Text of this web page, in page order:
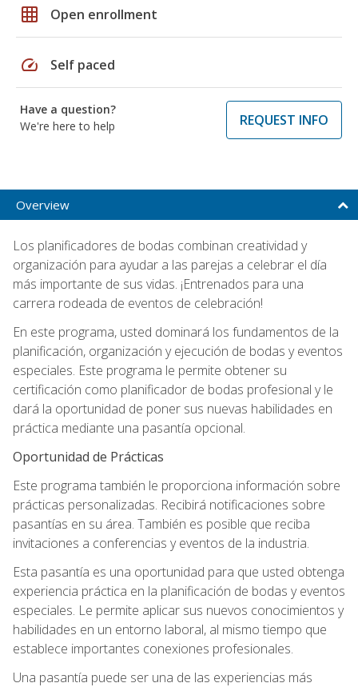
grid_on Open enrollment
speed Self paced
Have a question?
We're here to help
REQUEST INFO
Overview
Los planificadores de bodas combinan creatividad y
organización para ayudar a las parejas a celebrar el día
más importante de sus vidas. ¡Entrenados para una
carrera rodeada de eventos de celebración!
En este programa, usted dominará los fundamentos de la
planificación, organización y ejecución de bodas y eventos
especiales. Este programa le permite obtener su
certificación como planificador de bodas profesional y le
dará la oportunidad de poner sus nuevas habilidades en
práctica mediante una pasantía opcional.
Oportunidad de Prácticas
Este programa también le proporciona información sobre
prácticas personalizadas. Recibirá notificaciones sobre
pasantías en su área. También es posible que reciba
invitaciones a conferencias y eventos de la industria.
Esta pasantía es una oportunidad para que usted obtenga
experiencia práctica en la planificación de bodas y eventos
especiales. Le permite aplicar sus nuevos conocimientos y
habilidades en un entorno laboral, al mismo tiempo que
establece importantes conexiones profesionales.
Una pasantía puede ser una de las experiencias más